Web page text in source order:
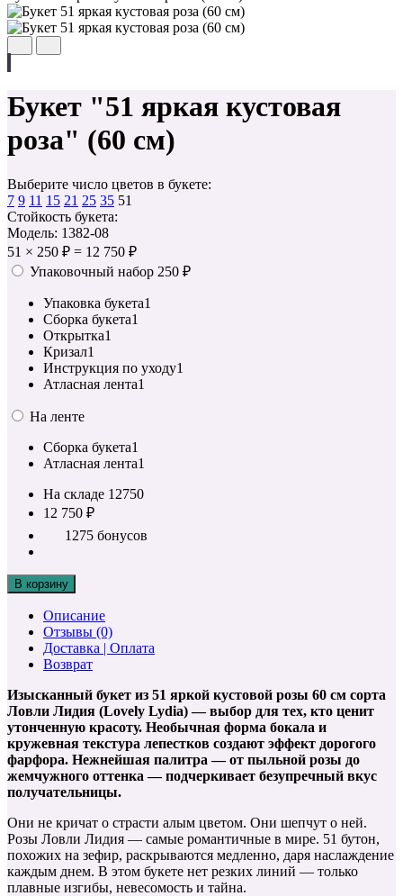
Букет "51 яркая кустовая
роза" (60 см)
Выберите число цветов в букете:
7 9 11 15 21 25 35 51
Стойкость букета:
Модель: 1382-08
51 × 250 ₽ = 12 750 ₽
Упаковочный набор 250 ₽
Упаковка букета1
Сборка букета1
Открытка1
Кризал1
Инструкция по уходу1
Атласная лента1
На ленте
Сборка букета1
Атласная лента1
На складе 12750
12 750 ₽
1275 бонусов
В корзину
Описание
Отзывы (0)
Доставка | Оплата
Возврат
Изысканный букет из 51 яркой кустовой розы 60 см сорта
Ловли Лидия (Lovely Lydia) — выбор для тех, кто ценит
утонченную красоту. Необычная форма бокала и
кружевная текстура лепестков создают эффект дорогого
фарфора. Нежнейшая палитра — от пыльной розы до
жемчужного оттенка — подчеркивает безупречный вкус
получательницы.
Они не кричат о страсти алым цветом. Они шепчут о ней.
Розы Ловли Лидия — самые романтичные в мире. 51 бутон,
похожих на зефир, раскрываются медленно, даря наслаждение
каждым днем. В этом букете нет резких линий — только
плавные изгибы, невесомость и тайна.